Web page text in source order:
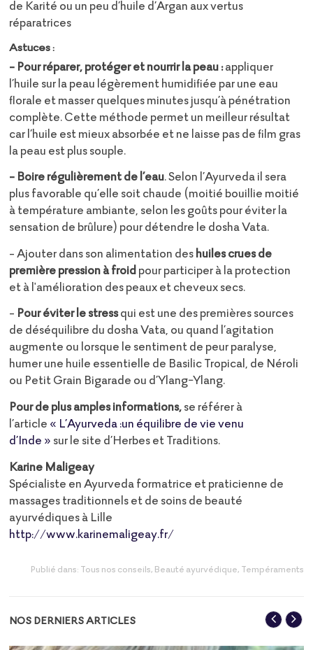
de Karité ou un peu d’huile d’Argan aux vertus
réparatrices
Astuces :
- Pour réparer, protéger et nourrir la peau :appliquer
l’huile sur la peau légèrement humidifiée par une eau
florale et masser quelques minutes jusqu’à pénétration
complète. Cette méthode permet un meilleur résultat
car l’huile est mieux absorbée et ne laisse pas de film gras
la peau est plus souple.
- Boire régulièrement de l’eau. Selon l’Ayurveda il sera
plus favorable qu’elle soit chaude (moitié bouillie moitié
à température ambiante, selon les goûts pour éviter la
sensation de brûlure) pour détendre le dosha Vata.
- Ajouter dans son alimentation deshuiles crues de
première pression à froid pour participer à la protection
et à l'amélioration des peaux et cheveux secs.
- Pour éviter le stressqui est une des premières sources
de déséquilibre du dosha Vata, ou quand l’agitation
augmente ou lorsque le sentiment de peur paralyse,
humer une huile essentielle de Basilic Tropical, de Néroli
ou Petit Grain Bigarade ou d’Ylang-Ylang.
Pour de plus amples informations,se référer à
l’article « L’Ayurveda :un équilibre de vie venu
d’Inde » sur le site d’Herbes et Traditions.
Karine Maligeay
Spécialiste en Ayurveda formatrice et praticienne de
massages traditionnels et de soins de beauté
ayurvédiques à Lille
http://www.karinemaligeay.fr/
Publié dans: Tous nos conseils, Beauté ayurvédique, Tempéraments
NOS DERNIERS ARTICLES